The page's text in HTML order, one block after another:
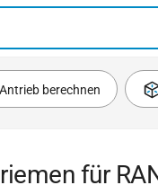
Antrieb berechnen
für